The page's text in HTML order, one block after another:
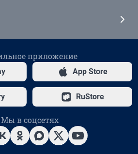
приложение
App Store
RuStore
Мы в соцсетях